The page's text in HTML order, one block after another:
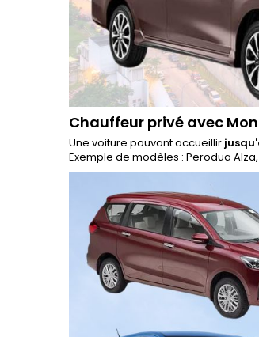
Chauffeur privé avec
Une voiture pouvant accueillir
Exemple de modèles : Perodua